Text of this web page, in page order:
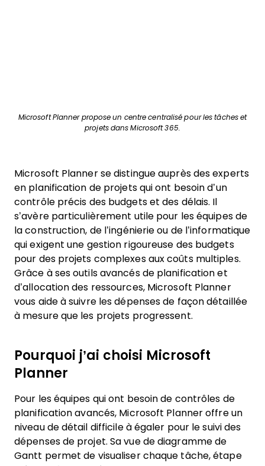
Microsoft Planner propose un centre centralisé pour les tâches et
projets dans Microsoft 365.
Microsoft Planner se distingue auprès des experts
en planification de projets qui ont besoin d’un
contrôle précis des budgets et des délais. Il
s’avère particulièrement utile pour les équipes de
la construction, de l’ingénierie ou de l’informatique
qui exigent une gestion rigoureuse des budgets
pour des projets complexes aux coûts multiples.
Grâce à ses outils avancés de planification et
d’allocation des ressources, Microsoft Planner
vous aide à suivre les dépenses de façon détaillée
à mesure que les projets progressent.
Pourquoi j’ai choisi Microsoft
Planner
Pour les équipes qui ont besoin de contrôles de
planification avancés, Microsoft Planner offre un
niveau de détail difficile à égaler pour le suivi des
dépenses de projet. Sa vue de diagramme de
Gantt permet de visualiser chaque tâche, étape